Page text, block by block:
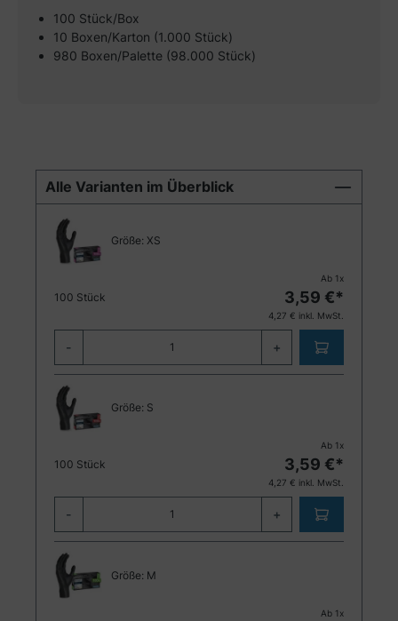
100 Stück/Box
10 Boxen/Karton (1.000 Stück)
980 Boxen/Palette (98.000 Stück)
Alle Varianten im Überblick
Größe: XS
100 Stück
Ab 1 x
3,59 €*
4,27 € inkl. MwSt.
- +
Größe: S
100 Stück
Ab 1 x
3,59 €*
4,27 € inkl. MwSt.
- +
Größe: M
Ab 1 x